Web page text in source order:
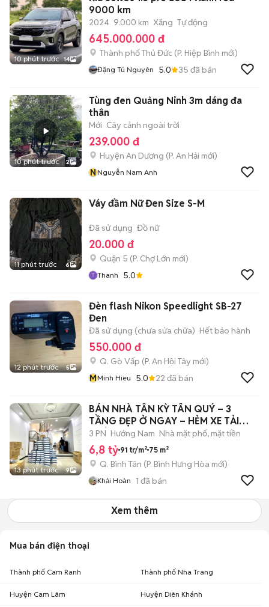
10 phút trước 14
9000 km
2024 9.000 km Xăng Tự động
645.000.000 đ
Thành phố Thủ Đức (P. Hiệp Bình mới)
Đặng Tú Nguyên 5.0 35 đã bán
10 phút trước 2
Tùng đen Quảng Ninh 3m dáng đa
thân
Mới Cây cảnh ngoài trời
239.000 đ
Huyện An Dương (P. An Hải mới)
NNguyễn Nam Anh
11 phút trước 6
Váy đầm Nữ Đen Size S-M
Đã sử dụng Đồ nữ
20.000 đ
Quận 5 (P. Chợ Lớn mới)
Thanh 5.0
12 phút trước 5
Đèn flash Nikon Speedlight SB-27
Đen
Đã sử dụng (chưa sửa chữa) Hết bảo hành
550.000 đ
Q. Gò Vấp (P. An Hội Tây mới)
MMinh Hieu 5.0 22 đã bán
13 phút trước 9
BÁN NHÀ TÂN KỲ TÂN QUÝ – 3
TẦNG ĐẸP Ở NGAY – HẺM XE TẢI
THÔNG
3 PN Hướng Nam Nhà mặt phố, mặt tiền
6,8 tỷ 91 tr/m² 75 m²
Q. Bình Tân (P. Bình Hưng Hòa mới)
Khải Hoàn 1 đã bán
Xem thêm
Mua bán điện thoại
Thành phố Cam Ranh Thành phố Nha Trang
Huyện Cam Lâm Huyện Diên Khánh